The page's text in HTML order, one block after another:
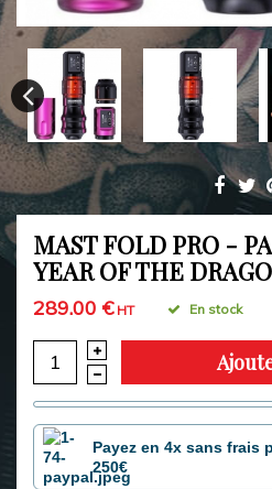
MAST FOLD PRO -
YEAR OF THE
289.00 €HT En stock
Payez en 4x sans frais
250€